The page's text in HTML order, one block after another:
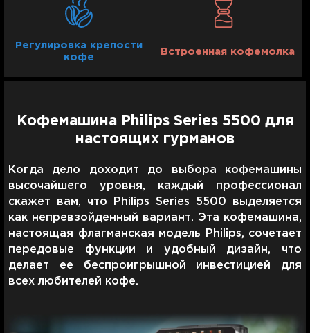
Кофемашина Philips Series 5500 для
настоящих гурманов
Когда дело доходит до выбора кофемашины
высочайшего уровня, каждый профессионал
скажет вам, что Philips Series 5500 выделяется
как непревзойденный вариант. Эта кофемашина,
настоящая флагманская модель Philips, сочетает
передовые функции и удобный дизайн, что
делает ее беспроигрышной инвестицией для
всех любителей кофе.
Регулировка крепости
кофе
Встроенная кофемолка